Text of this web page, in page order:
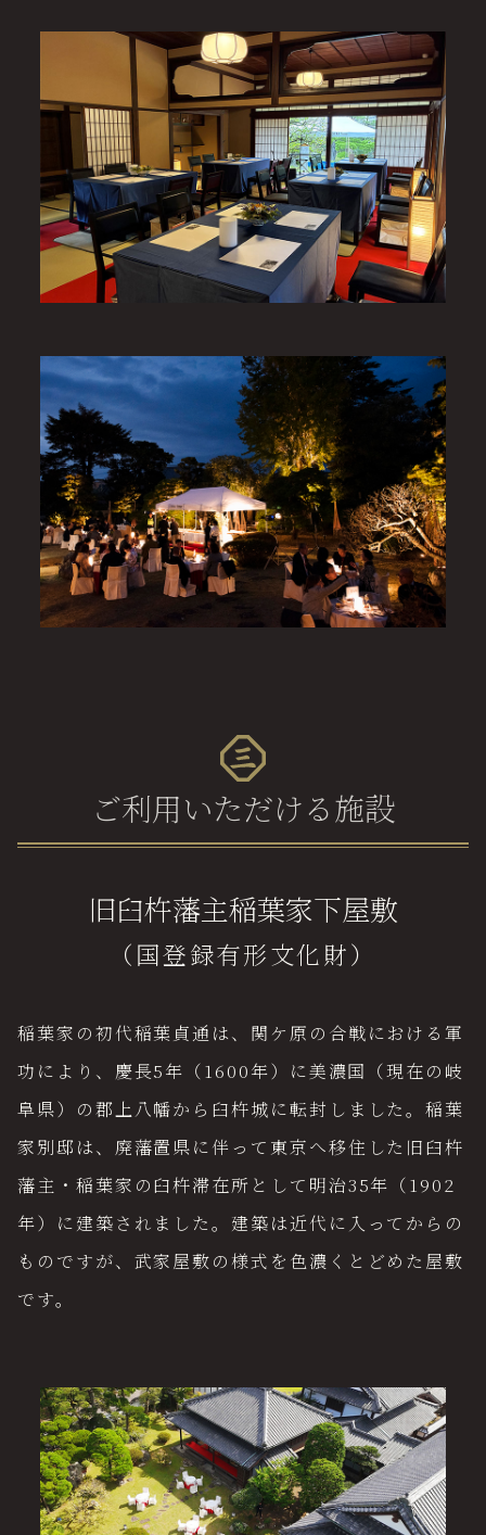
ご利用いただける施設
旧臼杵藩主稲葉家下屋敷
（国登録有形文化財）
稲葉家の初代稲葉貞通は、関ケ原の合戦における軍
功により、慶長5年（1600年）に美濃国（現在の岐
阜県）の郡上八幡から臼杵城に転封しました。稲葉
家別邸は、廃藩置県に伴って東京へ移住した旧臼杵
藩主・稲葉家の臼杵滞在所として明治35年（1902
年）に建築されました。建築は近代に入ってからの
ものですが、武家屋敷の様式を色濃くとどめた屋敷
です。